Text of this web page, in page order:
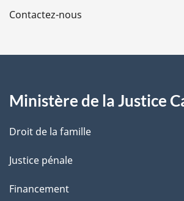
a
e
Contactez-nous
Ministère de la Justice
Droit de la famille
Justice pénale
Financement